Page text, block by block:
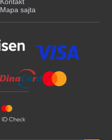
Mapa sajta